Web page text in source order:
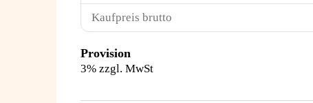
Kaufpreis brutto
Provision
3% zzgl. MwSt